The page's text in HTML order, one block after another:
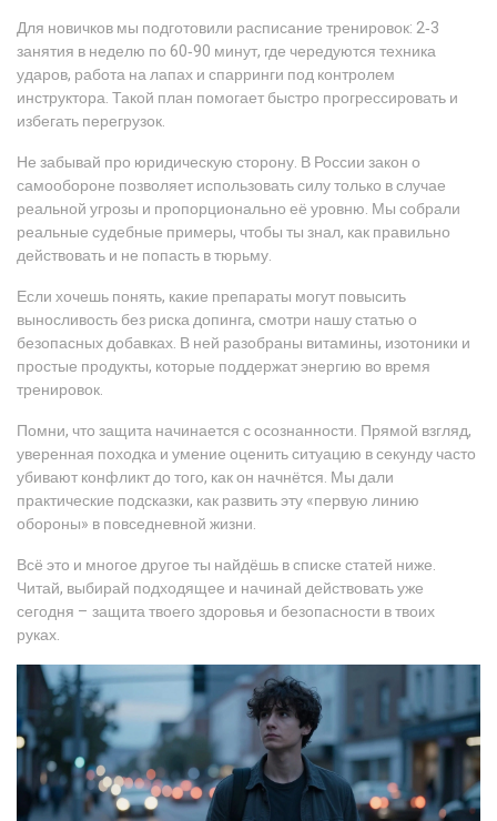
Для новичков мы подготовили расписание тренировок: 2‑3
занятия в неделю по 60‑90 минут, где чередуются техника
ударов, работа на лапах и спарринги под контролем
инструктора. Такой план помогает быстро прогрессировать и
избегать перегрузок.
Не забывай про юридическую сторону. В России закон о
самообороне позволяет использовать силу только в случае
реальной угрозы и пропорционально её уровню. Мы собрали
реальные судебные примеры, чтобы ты знал, как правильно
действовать и не попасть в тюрьму.
Если хочешь понять, какие препараты могут повысить
выносливость без риска допинга, смотри нашу статью о
безопасных добавках. В ней разобраны витамины, изотоники и
простые продукты, которые поддержат энергию во время
тренировок.
Помни, что защита начинается с осознанности. Прямой взгляд,
уверенная походка и умение оценить ситуацию в секунду часто
убивают конфликт до того, как он начнётся. Мы дали
практические подсказки, как развить эту «первую линию
обороны» в повседневной жизни.
Всё это и многое другое ты найдёшь в списке статей ниже.
Читай, выбирай подходящее и начинай действовать уже
сегодня – защита твоего здоровья и безопасности в твоих
руках.